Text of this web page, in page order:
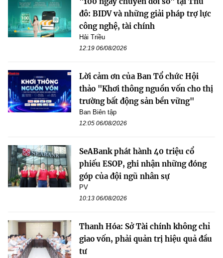
đô: BIDV và những giải pháp trợ lực
công nghệ, tài chính
Hải Triều
12:19 06/08/2026
Lời cảm ơn của Ban Tổ chức Hội
thảo "Khơi thông nguồn vốn cho thị
trường bất động sản bền vững"
Ban Biên tập
12:05 06/08/2026
SeABank phát hành 40 triệu cổ
phiếu ESOP, ghi nhận những đóng
góp của đội ngũ nhân sự
PV
10:13 06/08/2026
Thanh Hóa: Sở Tài chính không chỉ
giao vốn, phải quản trị hiệu quả đầu
tư